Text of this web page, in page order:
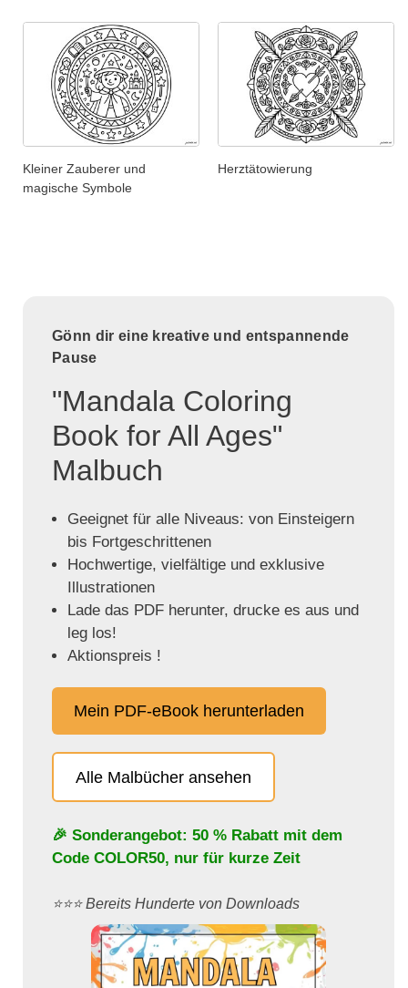
Kleiner Zauberer und
magische Symbole
Herztätowierung
Gönn dir eine kreative und entspannende
Pause
"Mandala Coloring
Book for All Ages"
Malbuch
Geeignet für alle Niveaus: von Einsteigern
bis Fortgeschrittenen
Hochwertige, vielfältige und exklusive
Illustrationen
Lade das PDF herunter, drucke es aus und
leg los!
Aktionspreis !
Mein PDF-eBook herunterladen
Alle Malbücher ansehen
🎉 Sonderangebot: 50 % Rabatt mit dem
Code COLOR50, nur für kurze Zeit
⭐️⭐️⭐️ Bereits Hunderte von Downloads